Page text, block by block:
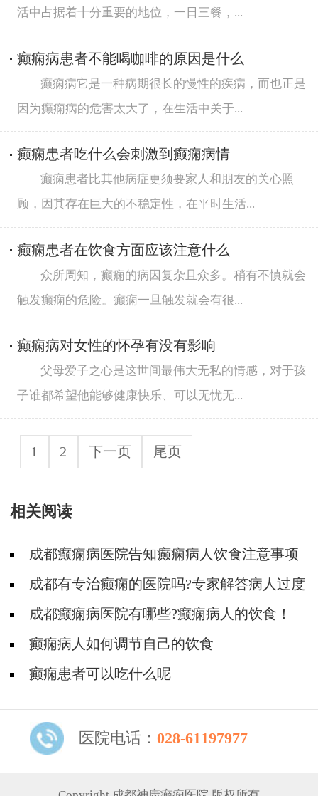
活中占据着十分重要的地位，一日三餐，...
癫痫病患者不能喝咖啡的原因是什么
癫痫病它是一种病期很长的慢性的疾病，而也正是
因为癫痫病的危害太大了，在生活中关于...
癫痫患者吃什么会刺激到癫痫病情
癫痫患者比其他病症更须要家人和朋友的关心照
顾，因其存在巨大的不稳定性，在平时生活...
癫痫患者在饮食方面应该注意什么
众所周知，癫痫的病因复杂且众多。稍有不慎就会
触发癫痫的危险。癫痫一旦触发就会有很...
癫痫病对女性的怀孕有没有影响
父母爱子之心是这世间最伟大无私的情感，对于孩
子谁都希望他能够健康快乐、可以无忧无...
1 2 下一页 尾页
相关阅读
成都癫痫病医院告知癫痫病人饮食注意事项
成都有专治癫痫的医院吗?专家解答病人过度
喝水引起发作
成都癫痫病医院有哪些?癫痫病人的饮食！
癫痫病人如何调节自己的饮食
癫痫患者可以吃什么呢
医院电话： 028-61197977